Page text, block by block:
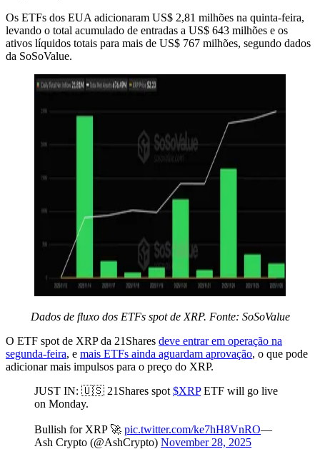
Os ETFs dos EUA adicionaram US$ 2,81 milhões na quinta-feira,
levando o total acumulado de entradas a US$ 643 milhões e os
ativos líquidos totais para mais de US$ 767 milhões, segundo dados
da SoSoValue.
Dados de fluxo dos ETFs spot de XRP. Fonte: SoSoValue
O ETF spot de XRP da 21Shares deve entrar em operação na
segunda-feira, e mais ETFs ainda aguardam aprovação, o que pode
adicionar mais impulsos para o preço do XRP.
JUST IN: 🇺🇸 21Shares spot $XRPETF will go live
on Monday.
Bullish for XRP 🚀 pic.twitter.com/ke7hH8VnRO—
Ash Crypto (@AshCrypto) November 28, 2025